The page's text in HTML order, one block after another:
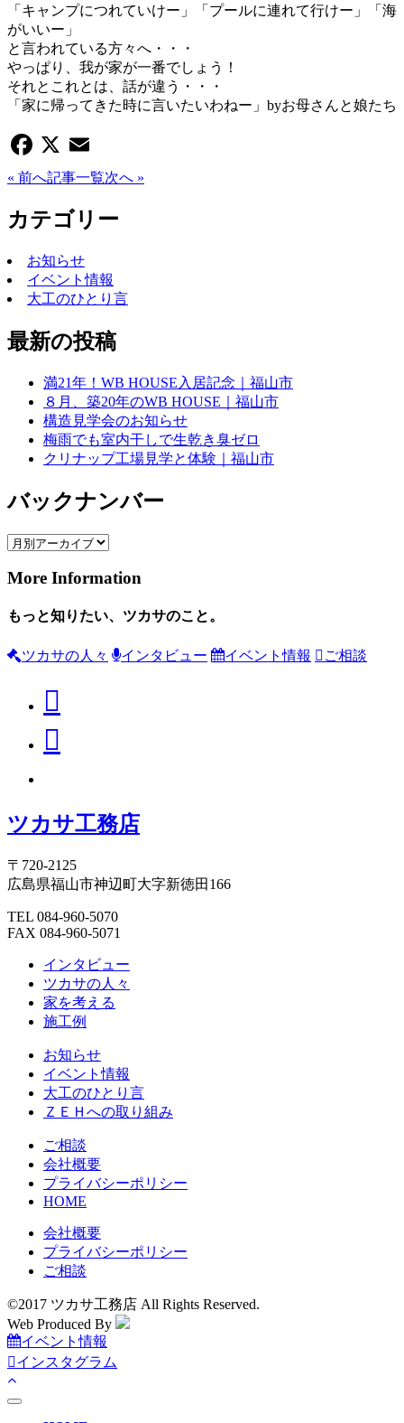
「キャンプにつれていけー」「プールに連れて行けー」「海
がいいー」
と言われている方々へ・・・
やっぱり、我が家が一番でしょう！
それとこれとは、話が違う・・・
「家に帰ってきた時に言いたいわねー」byお母さんと娘たち
Facebook
X Email
« 前へ記事一覧次へ »
カテゴリー
お知らせ
イベント情報
大工のひとり言
最新の投稿
満21年！WB HOUSE入居記念｜福山市
８月、築20年のWB HOUSE｜福山市
構造見学会のお知らせ
梅雨でも室内干しで生乾き臭ゼロ
クリナップ工場見学と体験｜福山市
バックナンバー
More Information
もっと知りたい、ツカサのこと。
ツカサの人々 インタビュー イベント情報 ご相談
ツカサ工務店
〒720-2125
広島県福山市神辺町大字新徳田166
TEL 084-960-5070
FAX 084-960-5071
インタビュー
ツカサの人々
家を考える
施工例
お知らせ
イベント情報
大工のひとり言
ＺＥＨへの取り組み
ご相談
会社概要
プライバシーポリシー
HOME
会社概要
プライバシーポリシー
ご相談
©2017 ツカサ工務店 All Rights Reserved.
Web Produced By
イベント情報
インスタグラム
toggle